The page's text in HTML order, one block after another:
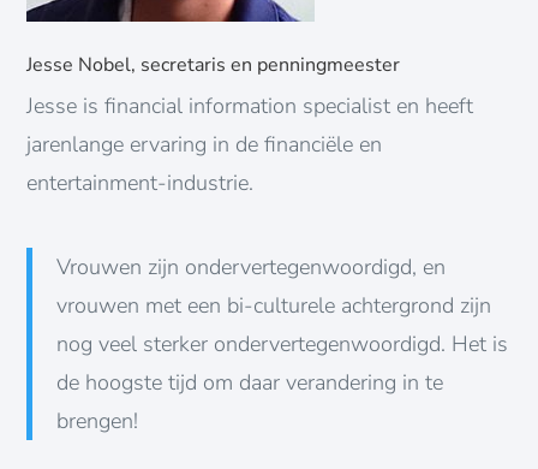
Jesse Nobel, secretaris en penningmeester
Jesse is financial information specialist en heeft
jarenlange ervaring in de financiële en
entertainment-industrie.
Vrouwen zijn ondervertegenwoordigd, en
vrouwen met een bi-culturele achtergrond zijn
nog veel sterker ondervertegenwoordigd. Het is
de hoogste tijd om daar verandering in te
brengen!